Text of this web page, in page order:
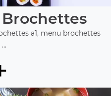
Brochettes
a1, menu brochettes